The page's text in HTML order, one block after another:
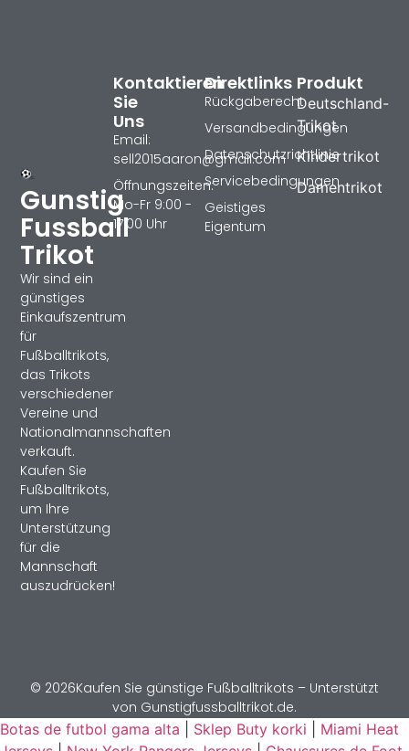
Gunstig
Fussball
Trikot
Wir sind ein
günstiges
Einkaufszentrum
für
Fußballtrikots,
das Trikots
verschiedener
Vereine und
Nationalmannschaften
verkauft.
Kaufen Sie
Fußballtrikots,
um Ihre
Unterstützung
für die
Mannschaft
auszudrücken!
Produkt
Deutschland-
Trikot
Kindertrikot
Damentrikot
Direktlinks
Rückgaberecht
Versandbedingungen
Datenschutzrichtlinie
Servicebedingungen
Geistiges
Eigentum
Kontaktieren
Sie
Uns
Email:
sell2015aaron@gmail.com
Öffnungszeiten:
Mo-Fr 9:00 -
17:00 Uhr
© 2026Kaufen Sie günstige Fußballtrikots – Unterstützt
von Gunstigfussballtrikot.de.
Botas de futbol gama alta
Sklep Buty korki
Miami Heat